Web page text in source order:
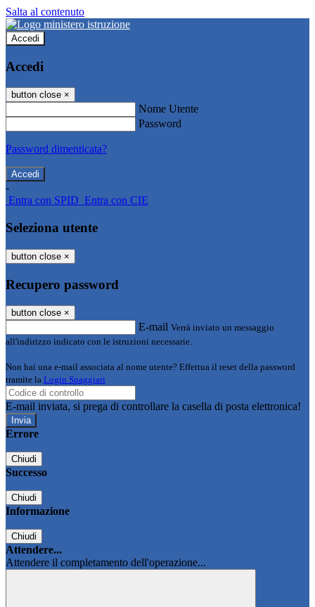
Salta al contenuto
Accedi
Accedi
button close ×
Nome Utente
Password
Password dimenticata?
-
Entra con SPID Entra con CIE
Seleziona utente
button close ×
Recupero password
button close ×
E-mail Verrà inviato un messaggio
all'indirizzo indicato con le istruzioni necessarie.
Non hai una e-mail associata al nome utente? Effettua il reset della password
tramite la Login Spaggiari
E-mail inviata, si prega di controllare la casella di posta elettronica!
Errore
Chiudi
Successo
Chiudi
Informazione
Chiudi
Attendere...
Attendere il completamento dell'operazione...